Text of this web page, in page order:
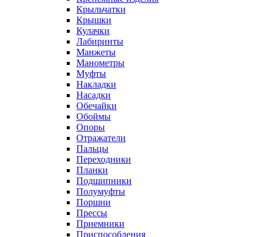
Крыльчатки
Крышки
Кулачки
Лабиринты
Манжеты
Манометры
Муфты
Накладки
Насадки
Обечайки
Обоймы
Опоры
Отражатели
Пальцы
Переходники
Планки
Подшипники
Полумуфты
Поршни
Прессы
Приемники
Приспособления